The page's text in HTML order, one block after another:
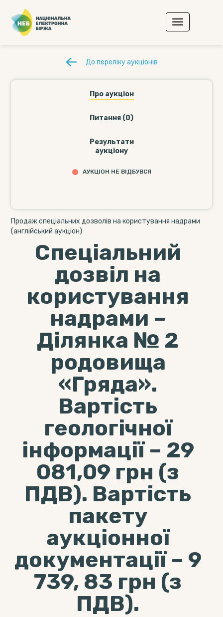
До переліку аукціонів
Про аукціон
Питання (0)
Результати
аукціону
АУКЦІОН НЕ ВІДБУВСЯ
Продаж спеціальних дозволів на користування надрами
(англійський аукціон)
Спеціальний
дозвіл на
користування
надрами –
Ділянка № 2
родовища
«Гряда».
Вартість
геологічної
інформації – 29
081,09 грн (з
ПДВ). Вартість
пакету
аукціонної
документації – 9
739, 83 грн (з
ПДВ).